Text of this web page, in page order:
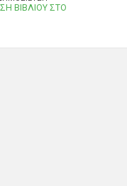
ΒΙΒΛΙΟΥ ΣΤΟ